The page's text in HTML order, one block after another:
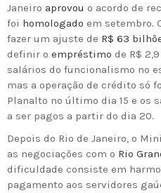
Janeiro aprovou o acordo de
foi homologado em setembro.
fazer um ajuste de R$ 63
definir o empréstimo de R$
salários do funcionalismo no
mas a operação de crédito só
Planalto no último dia 15 e os
a ser pagos a partir do dia 20.
Depois do Rio de Janeiro, o
as negociações com o Rio
dificuldade consiste em
pagamento aos servidores